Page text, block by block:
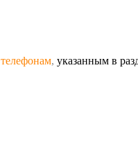
телефонам, указанным в